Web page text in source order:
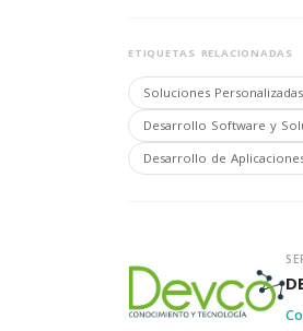
ETIQUETAS RELACIONADAS
Soluciones
Desarrollo Software y
Desarrollo de